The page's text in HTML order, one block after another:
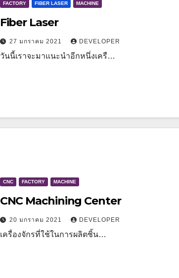
FACTORY FIBER LASER MACHINE
Fiber Laser
27 มกราคม 2021 DEVELOPER
วันนี้เราจะมาแนะนำอีกหนึ่งเครื…
CNC FACTORY MACHINE
CNC Machining Center
20 มกราคม 2021 DEVELOPER
เครื่องจักรที่ใช้ในการผลิตชิ้น…